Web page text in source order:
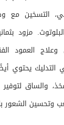
التسخين مع
مزود
وعلاج العمود
التدليك يحتوي
والساق
وتحسين الشعور